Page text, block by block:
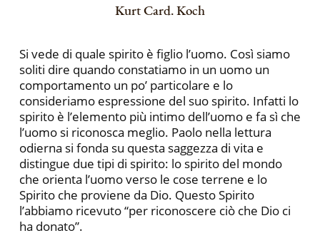
Kurt Card. Koch
Si vede di quale spirito è figlio l’uomo. Così siamo
soliti dire quando constatiamo in un uomo un
comportamento un po’ particolare e lo
consideriamo espressione del suo spirito. Infatti lo
spirito è l’elemento più intimo dell’uomo e fa sì che
l’uomo si riconosca meglio. Paolo nella lettura
odierna si fonda su questa saggezza di vita e
distingue due tipi di spirito: lo spirito del mondo
che orienta l’uomo verso le cose terrene e lo
Spirito che proviene da Dio. Questo Spirito
l’abbiamo ricevuto “per riconoscere ciò che Dio ci
ha donato”.